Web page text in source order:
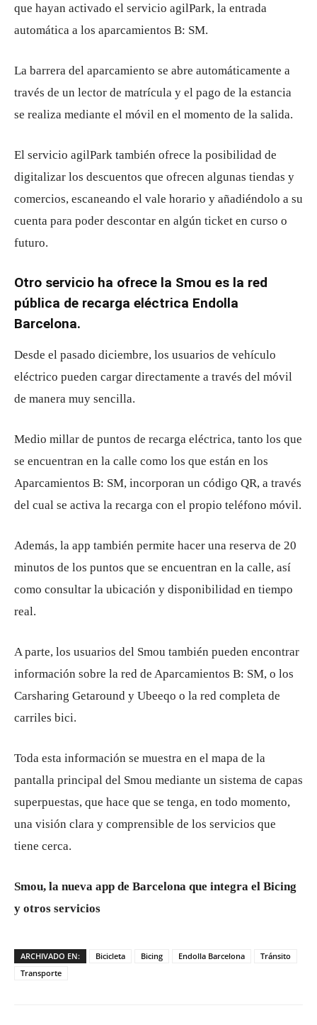
que hayan activado el servicio agilPark, la entrada
automática a los aparcamientos B: SM.
La barrera del aparcamiento se abre automáticamente a
través de un lector de matrícula y el pago de la estancia
se realiza mediante el móvil en el momento de la salida.
El servicio agilPark también ofrece la posibilidad de
digitalizar los descuentos que ofrecen algunas tiendas y
comercios, escaneando el vale horario y añadiéndolo a su
cuenta para poder descontar en algún ticket en curso o
futuro.
Otro servicio ha ofrece la Smou es la red
pública de recarga eléctrica Endolla
Barcelona.
Desde el pasado diciembre, los usuarios de vehículo
eléctrico pueden cargar directamente a través del móvil
de manera muy sencilla.
Medio millar de puntos de recarga eléctrica, tanto los que
se encuentran en la calle como los que están en los
Aparcamientos B: SM, incorporan un código QR, a través
del cual se activa la recarga con el propio teléfono móvil.
Además, la app también permite hacer una reserva de 20
minutos de los puntos que se encuentran en la calle, así
como consultar la ubicación y disponibilidad en tiempo
real.
A parte, los usuarios del Smou también pueden encontrar
información sobre la red de Aparcamientos B: SM, o los
Carsharing Getaround y Ubeeqo o la red completa de
carriles bici.
Toda esta información se muestra en el mapa de la
pantalla principal del Smou mediante un sistema de capas
superpuestas, que hace que se tenga, en todo momento,
una visión clara y comprensible de los servicios que
tiene cerca.
Smou, la nueva app de Barcelona que integra el Bicing
y otros servicios
ARCHIVADO EN: Bicicleta Bicing Endolla Barcelona
Tránsito
Transporte